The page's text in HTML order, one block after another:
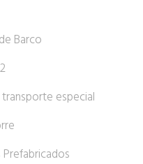
Barco
especial